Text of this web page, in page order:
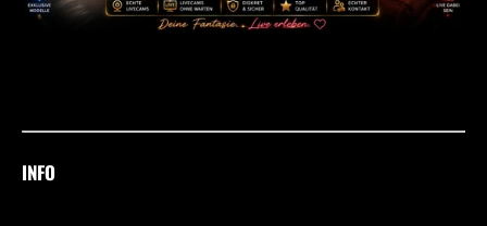
INFO